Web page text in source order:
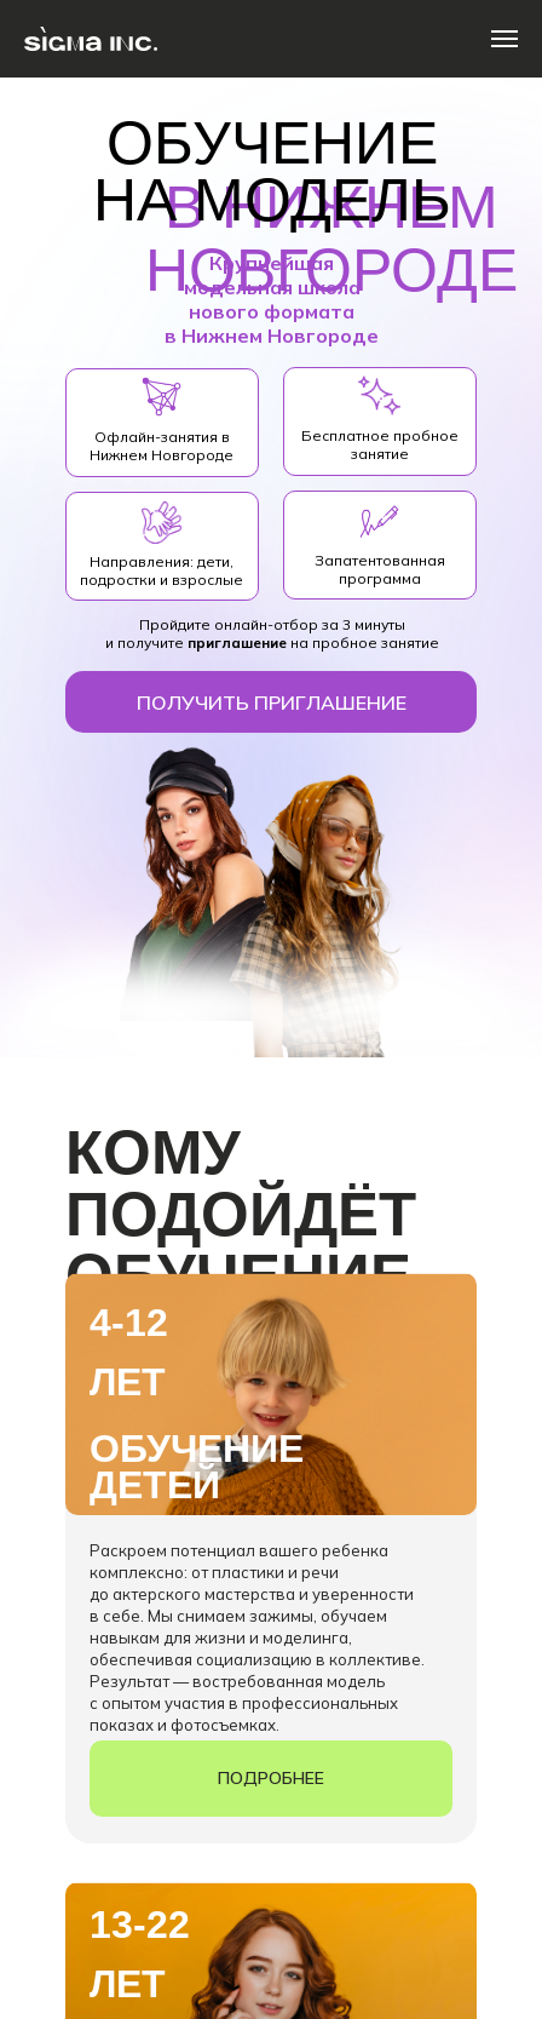
Бесплатное пробное
занятие
В НИЖНЕМ
НОВГОРОДЕ
ОБУЧЕНИЕ
НА МОДЕЛЬ
Направления: дети,
подростки и взрослые
Запатентованная
программа
Офлайн-занятия в
Нижнем Новгороде
Крупнейшая
модельная школа
нового формата
в Нижнем Новгороде
ПОЛУЧИТЬ ПРИГЛАШЕНИЕ
Пройдите онлайн-отбор за 3 минуты
и получите приглашениена пробное занятие
КОМУ
ПОДОЙДЁТ
ОБУЧЕНИЕ
Раскроем потенциал вашего ребенка
комплексно: от пластики и речи
до актерского мастерства и уверенности
в себе. Мы снимаем зажимы, обучаем
навыкам для жизни и моделинга,
обеспечивая социализацию в коллективе.
Результат — востребованная модель
с опытом участия в профессиональных
показах и фотосъемках.
ПОДРОБНЕЕ
ОБУЧЕНИЕ
ДЕТЕЙ
4-12
ЛЕТ
13-22
ЛЕТ